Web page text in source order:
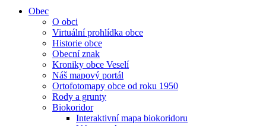
Obec
O obci
Virtuální prohlídka obce
Historie obce
Obecní znak
Kroniky obce Veselí
Náš mapový portál
Ortofotomapy obce od roku 1950
Rody a grunty
Biokoridor
Interaktivní mapa biokoridoru